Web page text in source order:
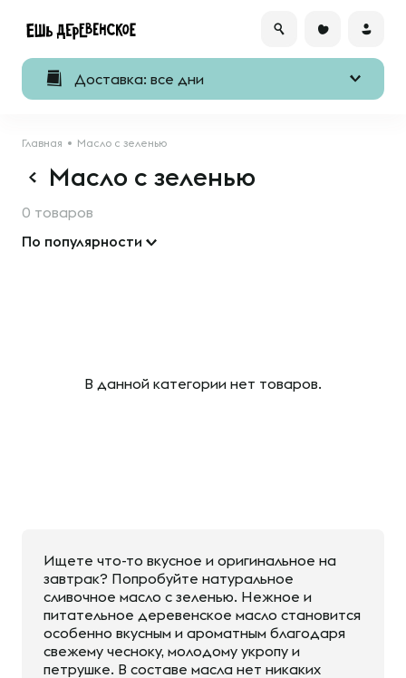
Доставка: все дни
Главная Масло с зеленью
Масло с зеленью
0 товаров
По популярности
В данной категории нет товаров.
Ищете что-то вкусное и оригинальное на
завтрак? Попробуйте натуральное
сливочное масло с зеленью. Нежное и
питательное деревенское масло становится
особенно вкусным и ароматным благодаря
свежему чесноку, молодому укропу и
петрушке. В составе масла нет никаких